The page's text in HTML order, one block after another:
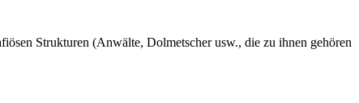
Strukturen (Anwälte, Dolmetscher usw., die zu ihnen gehören